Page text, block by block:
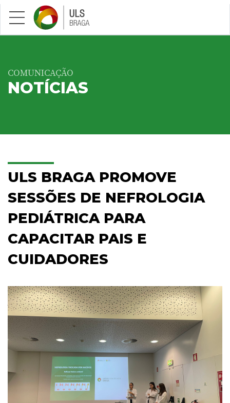
Saltar para conteúdo principal
COMUNICAÇÃO
NOTÍCIAS
ULS BRAGA PROMOVE
SESSÕES DE NEFROLOGIA
PEDIÁTRICA PARA
CAPACITAR PAIS E
CUIDADORES